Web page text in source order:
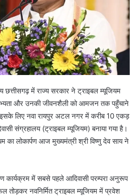
छत्तीसगढ़ में राज्य सरकार ने ट्राइबल म्यूजियम
और उनकी जीवनशैली को आमजन तक पहुँचाने
लिए नवा रायपुर अटल नगर में करीब 10 एकड़
संग्रहालय (ट्राइबल म्यूजियम) बनाया गया है।
का लोकार्पण आज मुख्यमंत्री श्री विष्णु देव साय ने
कार्यक्रम में सबसे पहले आदिवासी परम्परा अनुरूप
तोड़कर नवनिर्मित ट्राइबल म्यूजियम में प्रवेश